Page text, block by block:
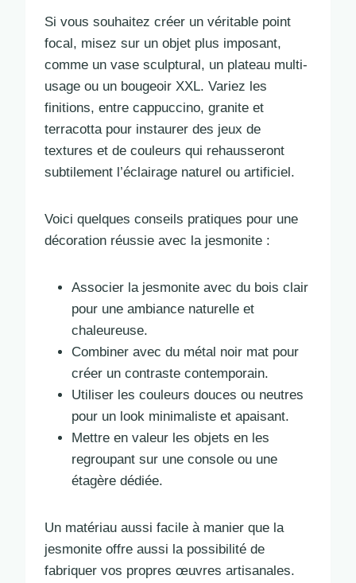
Si vous souhaitez créer un véritable point
focal, misez sur un objet plus imposant,
comme un vase sculptural, un plateau multi-
usage ou un bougeoir XXL. Variez les
finitions, entre cappuccino, granite et
terracotta pour instaurer des jeux de
textures et de couleurs qui rehausseront
subtilement l’éclairage naturel ou artificiel.
Voici quelques conseils pratiques pour une
décoration réussie avec la jesmonite :
Associer la jesmonite avec du bois clair
pour une ambiance naturelle et
chaleureuse.
Combiner avec du métal noir mat pour
créer un contraste contemporain.
Utiliser les couleurs douces ou neutres
pour un look minimaliste et apaisant.
Mettre en valeur les objets en les
regroupant sur une console ou une
étagère dédiée.
Un matériau aussi facile à manier que la
jesmonite offre aussi la possibilité de
fabriquer vos propres œuvres artisanales.